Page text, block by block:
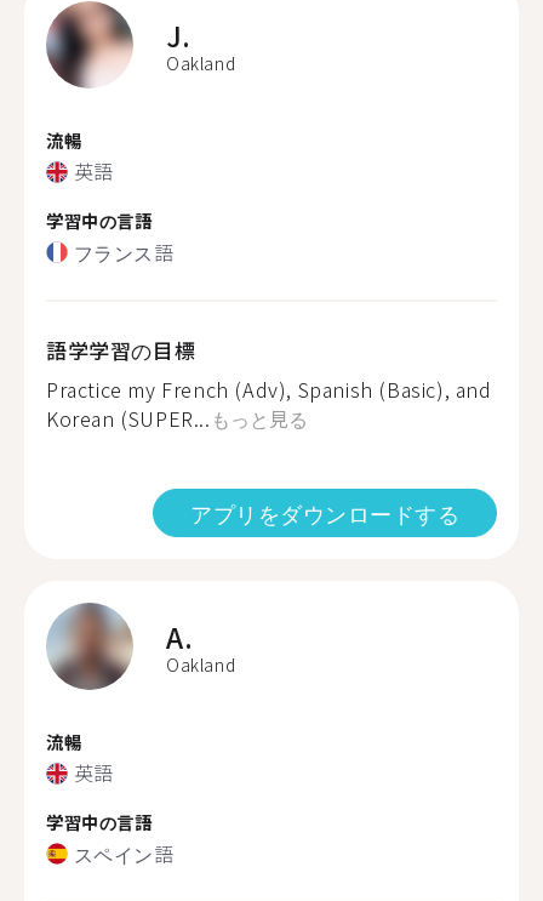
J.
Oakland
流暢
英語
学習中の言語
フランス語
語学学習の目標
Practice my French (Adv), Spanish (Basic), and
Korean (SUPER... もっと見る
アプリをダウンロードする
A.
Oakland
流暢
英語
学習中の言語
スペイン語